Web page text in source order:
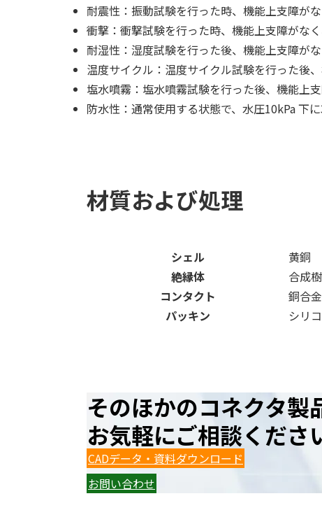
耐震性：振動試験を行った時、機能上支障が
衝撃：衝撃試験を行った時、機能上支障がな
耐湿性：湿度試験を行った後、機能上支障が
温度サイクル：温度サイクル試験を行った後
塩水噴霧：塩水噴霧試験を行った後、機能上
防水性：通常使用する状態で、水圧10kPa 下
材質および処理
シェル
黄銅
絶縁体
合成
コンタクト
銅合金
パッキン
シリ
そのほかのコネクタ製
お気軽にご相談くださ
CADデータ・資料ダウンロード
お問い合わせ